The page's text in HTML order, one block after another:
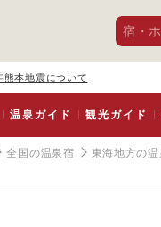
宿・
熊本地震について
温泉ガイド 観光ガイド
全国の温泉宿 東海地方の